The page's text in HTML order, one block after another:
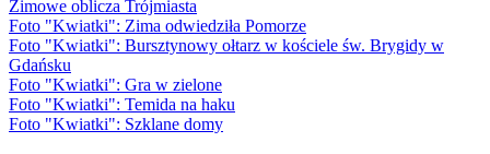
Zimowe oblicza Trójmiasta
Foto "Kwiatki": Zima odwiedziła Pomorze
Foto "Kwiatki": Bursztynowy ołtarz w kościele św. Brygidy w
Gdańsku
Foto "Kwiatki": Gra w zielone
Foto "Kwiatki": Temida na haku
Foto "Kwiatki": Szklane domy